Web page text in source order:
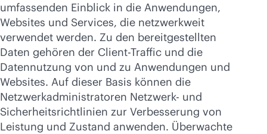
umfassenden Einblick in die Anwendungen,
Websites und Services, die netzwerkweit
verwendet werden. Zu den bereitgestellten
Daten gehören der Client-Traffic und die
Datennutzung von und zu Anwendungen und
Websites. Auf dieser Basis können die
Netzwerkadministratoren Netzwerk- und
Sicherheitsrichtlinien zur Verbesserung von
Leistung und Zustand anwenden. Überwachte